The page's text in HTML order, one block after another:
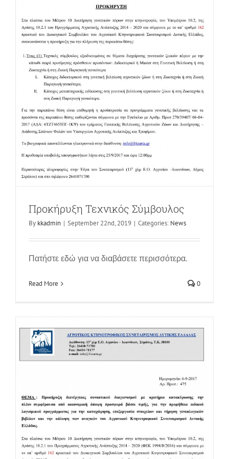
Προκήρυξη Τεχνικός Σύμβουλος
By kkadmin | September 22nd, 2019 | Categories: News
Πατήστε εδώ για να διαβάσετε περισσότερα.
Read More 0
News